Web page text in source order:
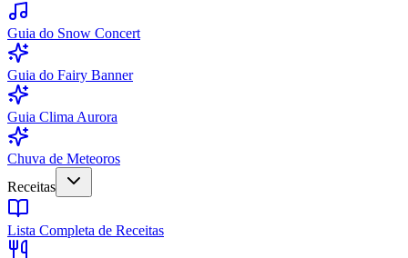
Guia do Snow Concert
Guia do Fairy Banner
Guia Clima Aurora
Chuva de Meteoros
Receitas
Lista Completa de Receitas